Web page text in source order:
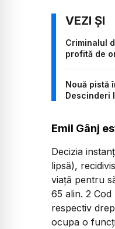
Criminalul
profită de
Nouă pistă
Descinderi
Emil Gânj
Decizia
lipsă),
viață pentru
65 alin. 2
respectiv
ocupa o